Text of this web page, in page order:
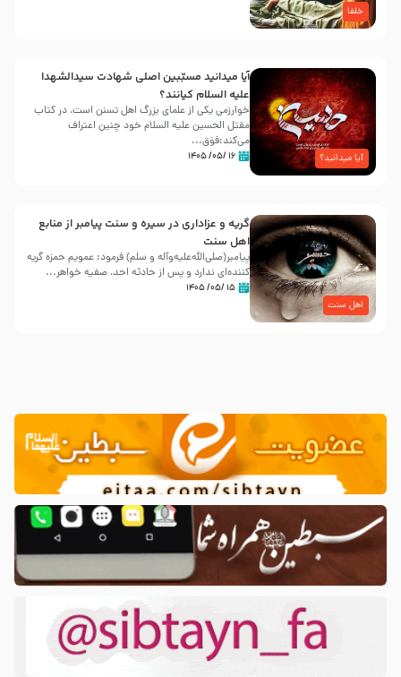
خلفا
آیا میدانید؟
آیا میدانید مسبّبین اصلی شهادت سیدالشهدا
علیه ‌السلام کیانند؟
خوارزمی یکی از علمای بزرگ اهل تسنن است، در کتاب
مقتل الحسین علیه ‌السلام خود چنین اعتراف
می‌کند:فوَق...
۱۶ /۰۵/ ۱۴۰۵
اهل سنت
گریه و عزاداری در سیره و سنت پیامبر از منابع
اهل سنت
پیامبر(صلی‌الله‌علیه‌وآله و سلم) فرمود: عمویم حمزه گریه
کننده‌ای ندارد و پس از حادثه احد، صفیه خواهر...
۱۵ /۰۵/ ۱۴۰۵